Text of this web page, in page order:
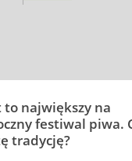
największy na
festiwal piwa.
tradycję?